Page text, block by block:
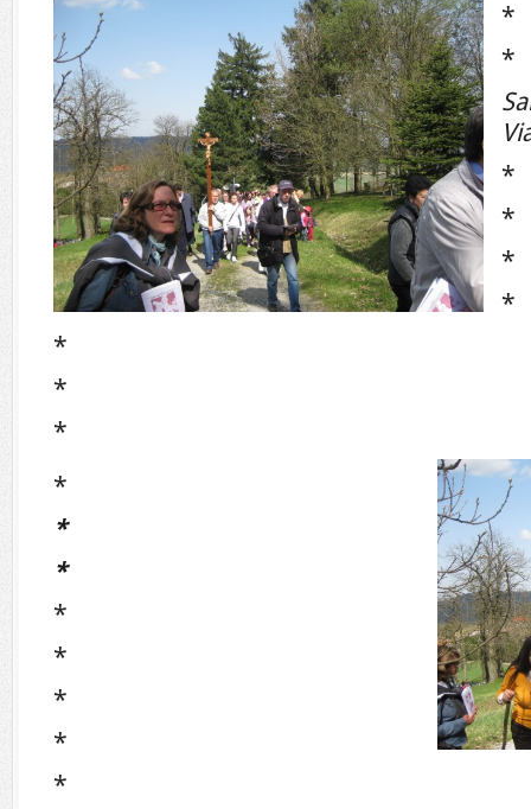
*
*
*
*
*
*
*
*
*
*
*
*
*
*
*
*
*